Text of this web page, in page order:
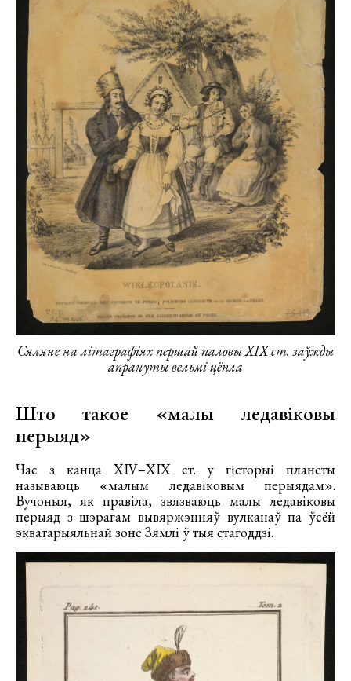
Сяляне на літаграфіях першай паловы XIX ст. заўжды
апрануты вельмі цёпла
Што такое «малы ледавіковы
перыяд»
Час з канца XIV–XIX ст. у гісторыі планеты
называюць «малым ледавіковым перыядам».
Вучоныя, як правіла, звязваюць малы ледавіковы
перыяд з шэрагам вывяржэнняў вулканаў па ўсёй
экватарыяльнай зоне Зямлі ў тыя стагоддзі.